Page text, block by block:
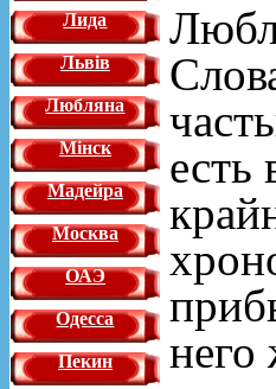
Лида
Львiв
Любляна
Мінск
Мадейра
Москва
ОАЭ
Одесса
Пекин
есть
него